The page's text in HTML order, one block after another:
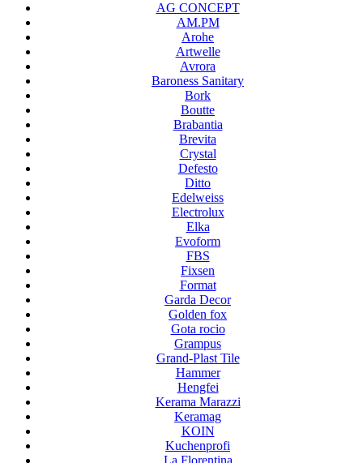
AG CONCEPT
AM.PM
Arohe
Artwelle
Avrora
Baroness Sanitary
Bork
Boutte
Brabantia
Brevita
Crystal
Defesto
Ditto
Edelweiss
Electrolux
Elka
Evoform
FBS
Fixsen
Format
Garda Decor
Golden fox
Gota rocio
Grampus
Grand-Plast Tile
Hammer
Hengfei
Kerama Marazzi
Keramag
KOIN
Kuchenprofi